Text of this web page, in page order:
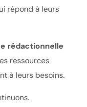
répond à leurs
rédactionnelle
ressources
à leurs besoins.